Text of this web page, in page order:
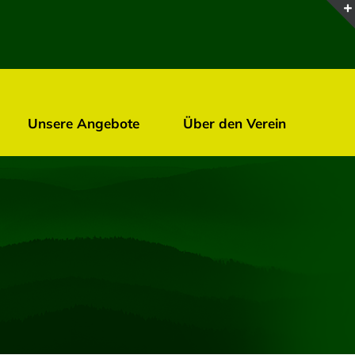
Unsere Angebote Über den Verein